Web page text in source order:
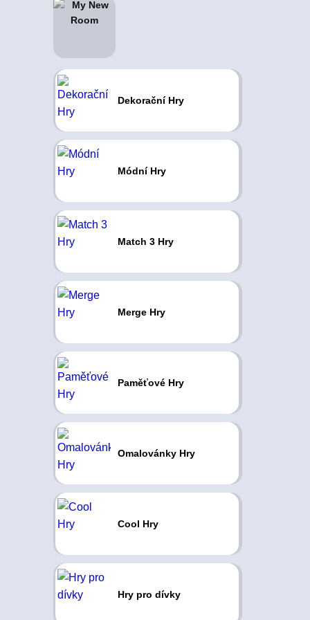
Dekorační Hry
Módní Hry
Match 3 Hry
Merge Hry
Paměťové Hry
Omalovánky Hry
Cool Hry
Hry pro dívky